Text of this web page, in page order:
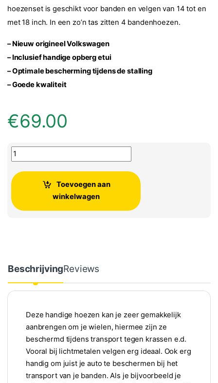
hoezenset is geschikt voor banden en velgen van 14 tot en
met 18 inch. In een zo’n tas zitten 4 bandenhoezen.
– Nieuw origineel Volkswagen
– Inclusief handige opberg etui
– Optimale bescherming tijdens de stalling
– Goede kwaliteit
€69.00
Volkswagen Bandenhoezen 14-18 inch aantal
Toevoegen aan
winkelwagen
BeschrijvingReviews
Deze handige hoezen kan je zeer gemakkelijk
aanbrengen om je wielen, hiermee zijn ze
beschermd tijdens transport tegen krassen e.d.
Vooral bij lichtmetalen velgen erg ideaal. Ook erg
handig om juist je auto te beschermen bij het
transport van je banden. Als je bijvoorbeeld je